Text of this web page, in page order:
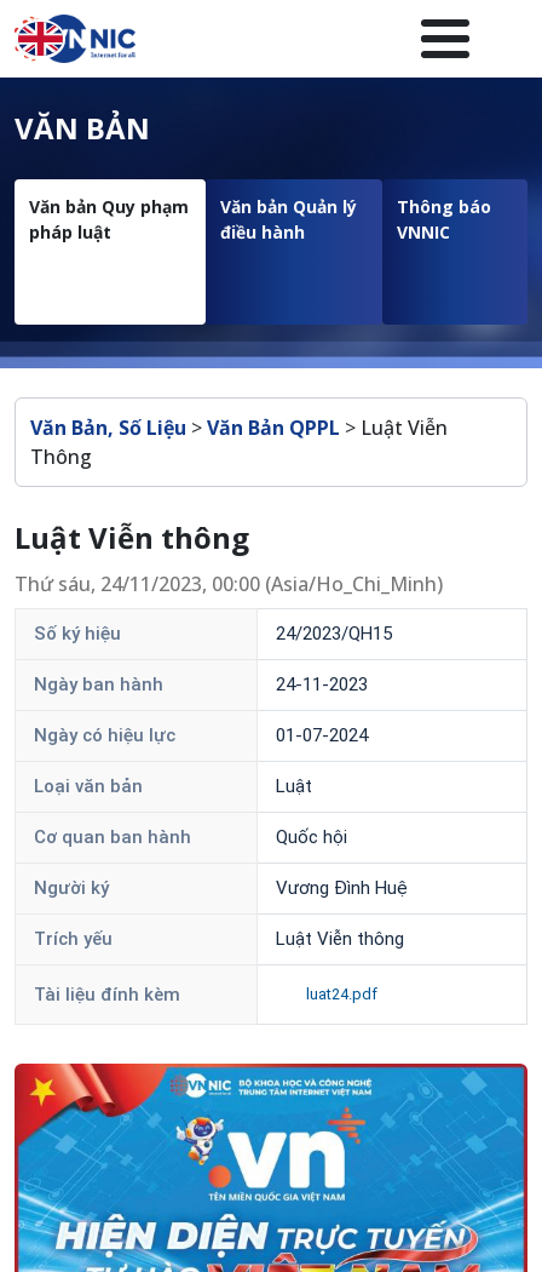
Nhảy đến nội dung
Menuheader của website
VĂN BẢN
Văn bản Quy phạm
pháp luật
Văn bản Quản lý
điều hành
Thông báo
VNNIC
Breadcrumb
Văn Bản, Số Liệu >Văn Bản QPPL > Luật Viễn
Thông
Luật Viễn thông
Thứ sáu, 24/11/2023, 00:00 (Asia/Ho_Chi_Minh)
Số ký hiệu 24/2023/QH15
Ngày ban hành 24-11-2023
Ngày có hiệu lực 01-07-2024
Loại văn bản Luật
Cơ quan ban hành Quốc hội
Người ký Vương Đình Huệ
Trích yếu Luật Viễn thông
Tài liệu đính kèm luat24.pdf